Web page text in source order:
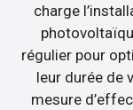
charge
régulier pour
leur durée de
mesure